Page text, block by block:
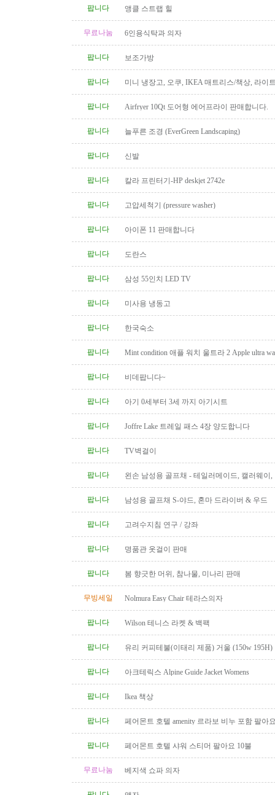
팝니다 앵클 스트랩 힐
무료나눔 6인용식탁과 의자
팝니다 보조가방
팝니다 미니 냉장고, 오쿠, IKEA 매트리스/책상, 라이
팝니다 Airfryer 10Qt 도어형 에어프라이 판매합니다.
팝니다 늘푸른 조경 (EverGreen Landscaping)
팝니다 신발
팝니다 칼라 프린터기-HP deskjet 2742e
팝니다 고압세척기 (pressure washer)
팝니다 아이폰 11 판매합니다
팝니다 도란스
팝니다 삼성 55인치 LED TV
팝니다 미사용 냉동고
팝니다 한국숙소
팝니다 Mint condition 애플 워치 울트라 2 Apple ultra
팝니다 비데팝니다~
팝니다 아기 0세부터 3세 까지 아기시트
팝니다 Joffre Lake 트레일 패스 4장 양도합니다
팝니다 TV벽걸이
팝니다
왼손 남성용 골프채 - 테일러메이드, 캘러웨이,
팝니다
남성용 골프채 S-야드, 혼마 드라이버 & 우드
팝니다 고려수지침 연구 / 강좌
팝니다 명품관 옷걸이 판매
팝니다 봄 향긋한 머위, 참나물, 미나리 판매
무빙세일 Nolmura Easy Chair 테라스의자
팝니다 Wilson 테니스 라켓 & 백팩
팝니다 유리 커피테불(이태리 제품) 거울 (150w 195H)
팝니다 아크테릭스 Alpine Guide Jacket Womens
팝니다 Ikea 책상
팝니다 페어몬트 호텔 amenity 르라보 비누 포함 팔아
팝니다 페어몬트 호텔 샤워 스티머 팔아요 10불
무료나눔 베지색 쇼파 의자